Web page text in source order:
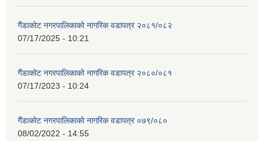
गैंडाकोट नगरपालिकाको नागरिक वडापत्र २०८१/०८२
07/17/2025 - 10:21
गैंडाकोट नगरपालिकाको नागरिक वडापत्र २०८०/०८१
07/17/2023 - 10:24
गैंडाकोट नगरपालिकाको नागरिक वडापत्र ०७९/०८०
08/02/2022 - 14:55